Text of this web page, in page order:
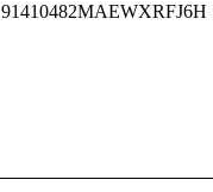
91410482MAEWXRFJ6H